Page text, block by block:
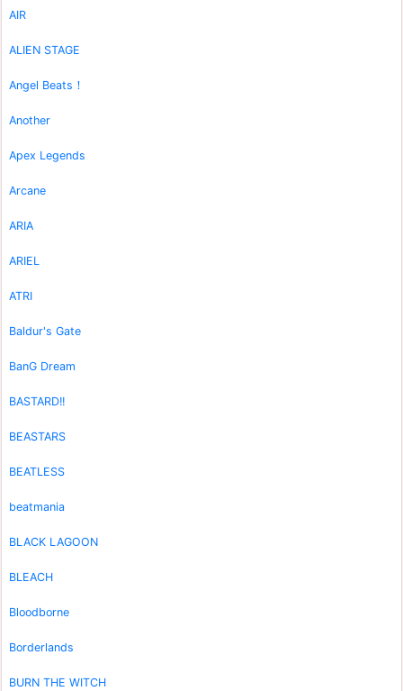
AIR
ALIEN STAGE
Angel Beats！
Another
Apex Legends
Arcane
ARIA
ARIEL
ATRI
Baldur's Gate
BanG Dream
BASTARD!!
BEASTARS
BEATLESS
beatmania
BLACK LAGOON
BLEACH
Bloodborne
Borderlands
BURN THE WITCH